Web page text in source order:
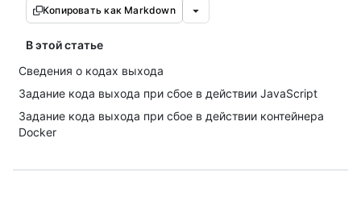
Копировать как Markdown
В этой статье
Сведения о кодах выхода
Задание кода выхода при сбое в действии JavaScript
Задание кода выхода при сбое в действии контейнера
Docker